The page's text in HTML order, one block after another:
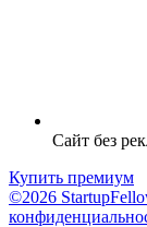
Сайт без
Купить премиум
©2026